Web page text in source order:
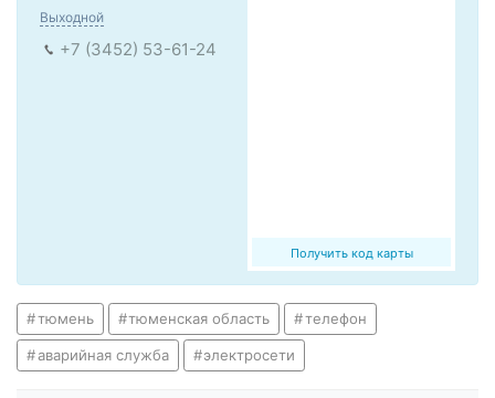
Получить код карты
Выходной
+7 (3452) 53-61-24
тюмень тюменская область телефон
аварийная служба электросети